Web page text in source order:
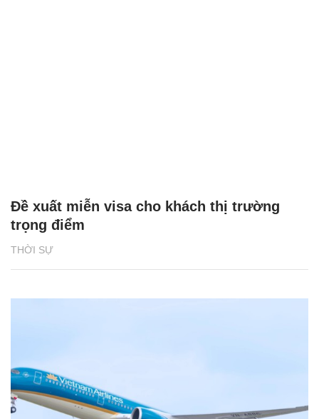
THỜI SỰ
Đề xuất miễn visa cho khách thị trường
trọng điểm